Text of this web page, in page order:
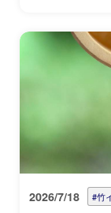
2026/7/18 #竹